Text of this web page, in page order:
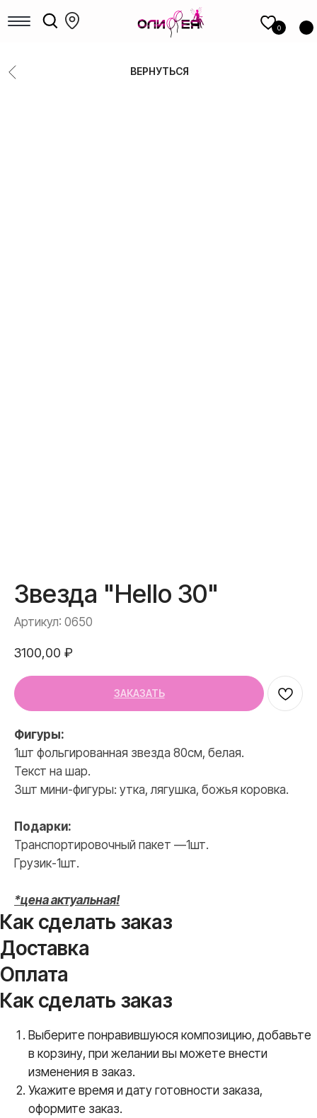
0
ВЕРНУТЬСЯ
КАТАЛОГ шаров
Звезда "Hello 30"
Артикул: 0650
3100,00 ₽
ЗАКАЗАТЬ
Фигуры:
1шт фольгированная звезда 80см, белая.
Текст на шар.
3шт мини-фигуры: утка, лягушка, божья коровка.
Подарки:
Транспортировочный пакет —1шт.
Грузик-1шт.
*цена актуальная!
Как сделать заказ
Доставка
Оплата
Как сделать заказ
Выберите понравившуюся композицию, добавьте
в корзину, при желании вы можете внести
изменения в заказ.
Укажите время и дату готовности заказа,
оформите заказ.